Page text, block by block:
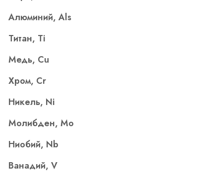
Алюминий, Als
Титан, Ti
Медь, Cu
Хром, Cr
Никель, Ni
Молибден, Mo
Ниобий, Nb
Ванадий, V